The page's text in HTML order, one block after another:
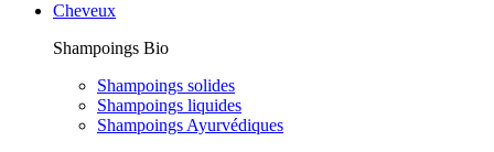
Cheveux
Shampoings Bio
Shampoings solides
Shampoings liquides
Shampoings Ayurvédiques